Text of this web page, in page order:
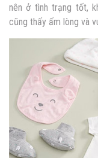
nên ở tình trạng tốt,
cũng thấy ấm lòng và